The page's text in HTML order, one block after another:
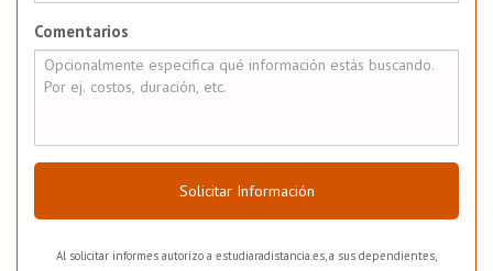
Comentarios
Solicitar Información
Al solicitar informes autorizo a estudiaradistancia.es, a sus dependientes,